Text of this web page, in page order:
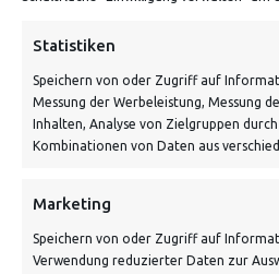
Statistiken
Speichern von oder Zugriff auf
Messung der Werbeleistung, Messung
Inhalten, Analyse von Zielgruppen
Kombinationen von Daten aus
Marketing
Speichern von oder Zugriff auf
Verwendung reduzierter Daten zur
Kontakt: Mo - Fr von 10:00
info@vontiling.de